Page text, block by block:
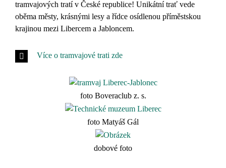
tramvajových tratí v České republice! Unikátní trať vede
oběma městy, krásnými lesy a řídce osídlenou příměstskou
krajinou mezi Libercem a Jabloncem.
Více o tramvajové trati zde
foto Boveraclub z. s.
foto Matyáš Gál
dobové foto